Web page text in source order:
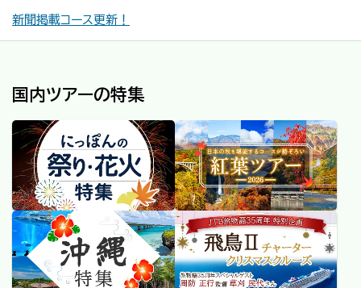
新聞掲載コース更新！
国内ツアーの特集